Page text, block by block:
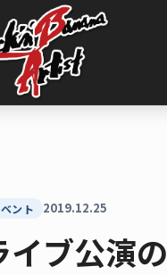
ント 2019.12.25
イブ公演